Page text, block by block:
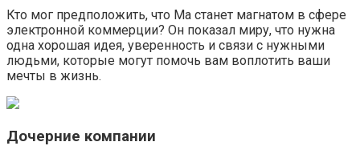
Кто мог предположить, что Ма станет магнатом в сфере
электронной коммерции? Он показал миру, что нужна
одна хорошая идея, уверенность и связи с нужными
людьми, которые могут помочь вам воплотить ваши
мечты в жизнь.
Дочерние компании